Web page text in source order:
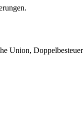
Union,